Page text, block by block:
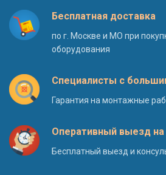
Бесплатная доставка
по г. Москве и МО при
оборудования
Специалисты с
Гарантия на монтажные
Оперативный выезд
Бесплатный выезд и